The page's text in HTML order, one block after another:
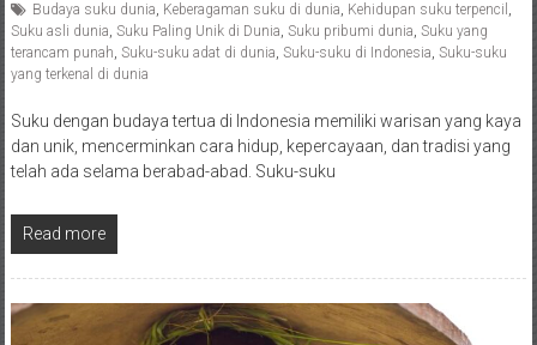
Budaya suku dunia, Keberagaman suku di dunia, Kehidupan suku terpencil ,
Suku asli dunia, Suku Paling Unik di Dunia, Suku pribumi dunia, Suku yang
terancam punah, Suku-suku adat di dunia, Suku-suku di Indonesia, Suku-suku
yang terkenal di dunia
Suku dengan budaya tertua di Indonesia memiliki warisan yang kaya
dan unik, mencerminkan cara hidup, kepercayaan, dan tradisi yang
telah ada selama berabad-abad. Suku-suku
Read more